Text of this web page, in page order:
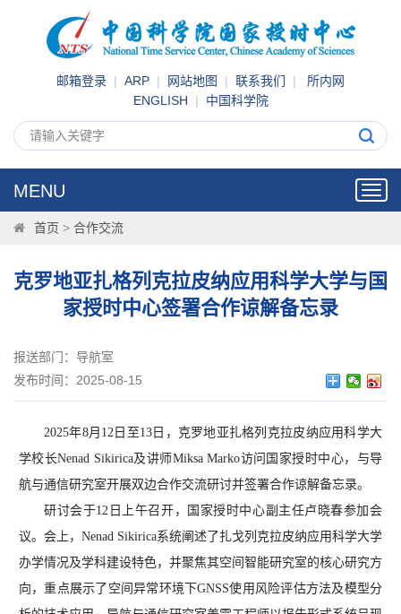
邮箱登录 | ARP | 网站地图 | 联系我们 | 所内网
ENGLISH | 中国科学院
MENU
首页 > 合作交流
克罗地亚扎格列克拉皮纳应用科学大学与国
家授时中心签署合作谅解备忘录
报送部门：导航室
发布时间：2025-08-15
2025年8月12日至13日，克罗地亚扎格列克拉皮纳应用科学大
学校长Nenad Sikirica及讲师Miksa Marko访问国家授时中心，与导
航与通信研究室开展双边合作交流研讨并签署合作谅解备忘录。
研讨会于12日上午召开，国家授时中心副主任卢晓春参加会
议。会上， Nenad Sikirica系统阐述了扎戈列克拉皮纳应用科学大学
办学情况及学科建设特色，并聚焦其空间智能研究室的核心研究方
向，重点展示了空间异常环境下GNSS使用风险评估方法及模型分